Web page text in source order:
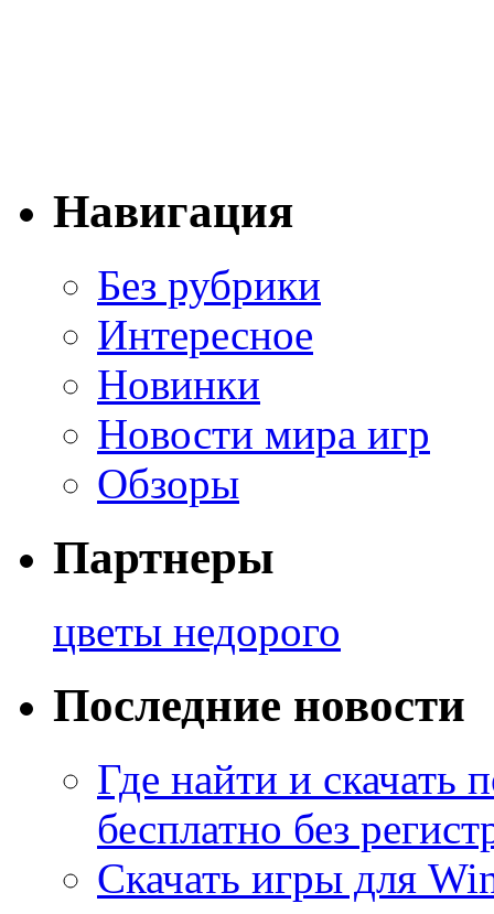
Навигация
Без рубрики
Интересное
Новинки
Новости мира игр
Обзоры
Партнеры
цветы недорого
Последние новости
Где найти и
бесплатно без
Скачать игры для